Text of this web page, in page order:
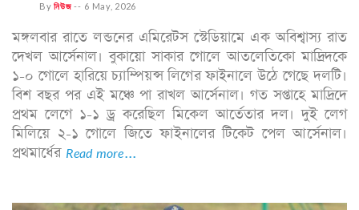
Byনিউজ -- 6 May, 2026
মঙ্গলবার রাতে লন্ডনের এমিরেটস স্টেডিয়ামে এক অবিশ্বাস্য রাত
দেখল আর্সেনাল। বুকায়ো সাকার গোলে আতলেতিকো মাদ্রিদকে
১-০ গোলে হারিয়ে চ্যাম্পিয়ন্স লিগের ফাইনালে উঠে গেছে দলটি।
বিশ বছর পর এই মঞ্চে পা রাখল আর্সেনাল। গত সপ্তাহে মাদ্রিদে
প্রথম লেগে ১-১ ড্র করেছিল মিকেল আর্তেতার দল। দুই লেগ
মিলিয়ে ২-১ গোলে জিতে ফাইনালের টিকেট পেল আর্সেনাল।
প্রথমার্ধের Read more...